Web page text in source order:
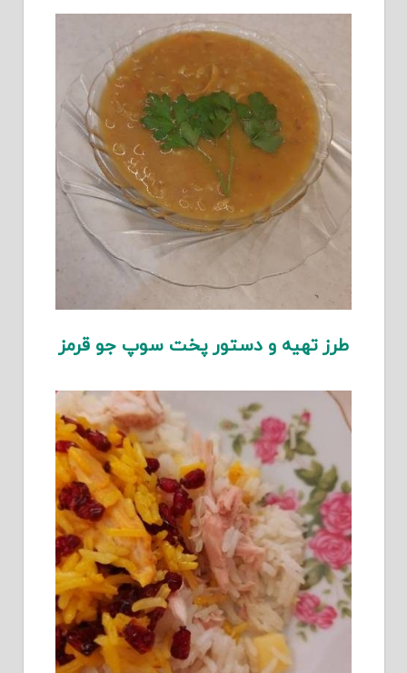
طرز تهیه و دستور پخت سوپ جو قرمز